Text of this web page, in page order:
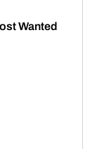
Wanted